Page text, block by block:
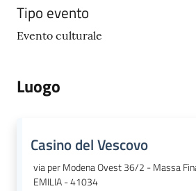
Tipo evento
Evento culturale
Luogo
Casino del Vescovo
via per Modena Ovest 36/2 - Massa
EMILIA - 41034